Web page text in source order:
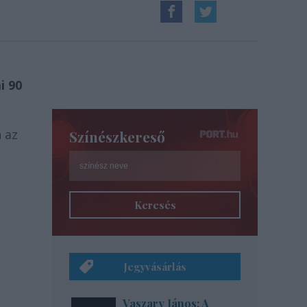
90
az
Színészkereső
Keresés
Jegyvásárlás
Vaszary János: A